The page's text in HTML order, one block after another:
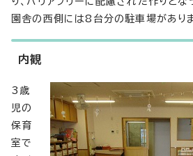
園舎の西側には8台分の駐車場がありま
内観
3歳
児の
保育
室で